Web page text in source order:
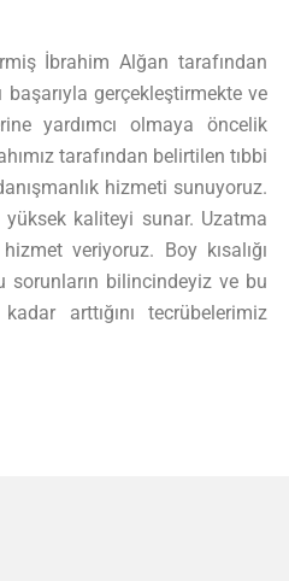
İbrahim Alğan tarafından
başarıyla gerçekleştirmekte ve
yardımcı olmaya öncelik
tarafından belirtilen tıbbi
hizmeti sunuyoruz.
yüksek kaliteyi sunar. Uzatma
veriyoruz. Boy kısalığı
sorunların bilincindeyiz ve bu
arttığını tecrübelerimiz